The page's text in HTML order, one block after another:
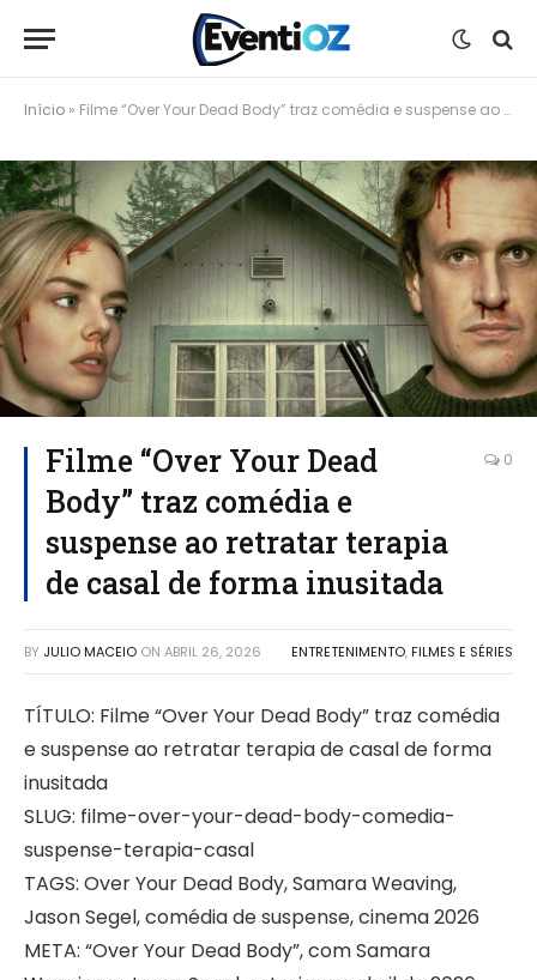
Início » Filme “Over Your Dead Body” traz comédia e suspense ao retratar terapia de casal de forma inusitada
Filme “Over Your Dead
Body” traz comédia e
suspense ao retratar terapia
de casal de forma inusitada
0
BY JULIO MACEIO ON ABRIL 26, 2026 ENTRETENIMENTO, FILMES E SÉRIES
TÍTULO: Filme “Over Your Dead Body” traz comédia
e suspense ao retratar terapia de casal de forma
inusitada
SLUG: filme-over-your-dead-body-comedia-
suspense-terapia-casal
TAGS: Over Your Dead Body, Samara Weaving,
Jason Segel, comédia de suspense, cinema 2026
META: “Over Your Dead Body”, com Samara